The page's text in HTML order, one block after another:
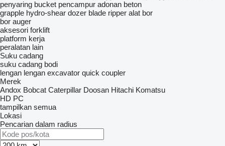
penyaring bucket pencampur adonan beton
grapple hydro-shear dozer blade ripper alat bor
bor auger
aksesori forklift
platform kerja
peralatan lain
Suku cadang
suku cadang bodi
lengan lengan excavator quick coupler
Merek
Andox Bobcat Caterpillar Doosan Hitachi Komatsu
HD PC
tampilkan semua
Lokasi
Pencarian dalam radius